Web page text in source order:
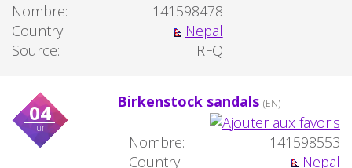
Nombre:
141598478
Country:
Nepal
Source:
RFQ
04
jun
Birkenstock sandals (EN)
Nombre:
141598553
Country:
Nepal